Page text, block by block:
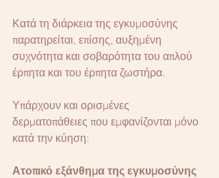
Κατά τη διάρκεια της εγκυμοσύνης
παρατηρείται, επίσης, αυξημένη
συχνότητα και σοβαρότητα του απλού
έρπητα και του έρπητα ζωστήρα.
Υπάρχουν και ορισμένες
δερματοπάθειες που εμφανίζονται μόνο
κατά την κύηση:
Ατοπικό εξάνθημα της εγκυμοσύνης